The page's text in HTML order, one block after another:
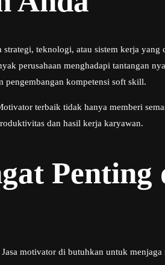
teknologi, atau sistem kerja yang
perusahaan menghadapi tantangan
pengembangan kompetensi soft skill.
terbaik tidak hanya memberi
dan hasil kerja karyawan.
Penting
motivator di butuhkan untuk menjaga